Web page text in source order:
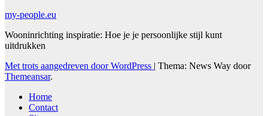
my-people.eu
Wooninrichting inspiratie: Hoe je je persoonlijke stijl kunt
uitdrukken
Met trots aangedreven door WordPress | Thema: News Way door
Themeansar.
Home
Contact